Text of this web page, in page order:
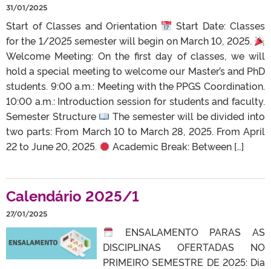
31/01/2025
Start of Classes and Orientation
Start Date: Classes
for the 1/2025 semester will begin on March 10, 2025.
Welcome Meeting: On the first day of classes, we will
hold a special meeting to welcome our Master’s and PhD
students. 9:00 a.m.: Meeting with the PPGS Coordination.
10:00 a.m.: Introduction session for students and faculty.
Semester Structure
The semester will be divided into
two parts: From March 10 to March 28, 2025. From April
22 to June 20, 2025.
Academic Break: Between […]
Calendário 2025/1
27/01/2025
ENSALAMENTO PARAS AS
DISCIPLINAS OFERTADAS NO
PRIMEIRO SEMESTRE DE 2025: Dia